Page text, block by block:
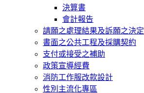
決算書
會計報告
請願之處理結果及訴願之決定
書面之公共工程及採購契約
支付或接受之補助
政策宣導經費
消防工作服改款設計
性別主流化專區